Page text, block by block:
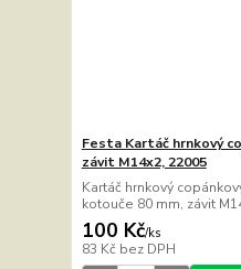
Festa Kartáč hrnkový
závit M14x2, 22005
Kartáč hrnkový
kotouče 80 mm, závit
100 Kč/ks
83 Kč bez DPH